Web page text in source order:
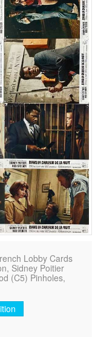
Lobby Cards
Sidney Poitier
(C5) Pinholes,